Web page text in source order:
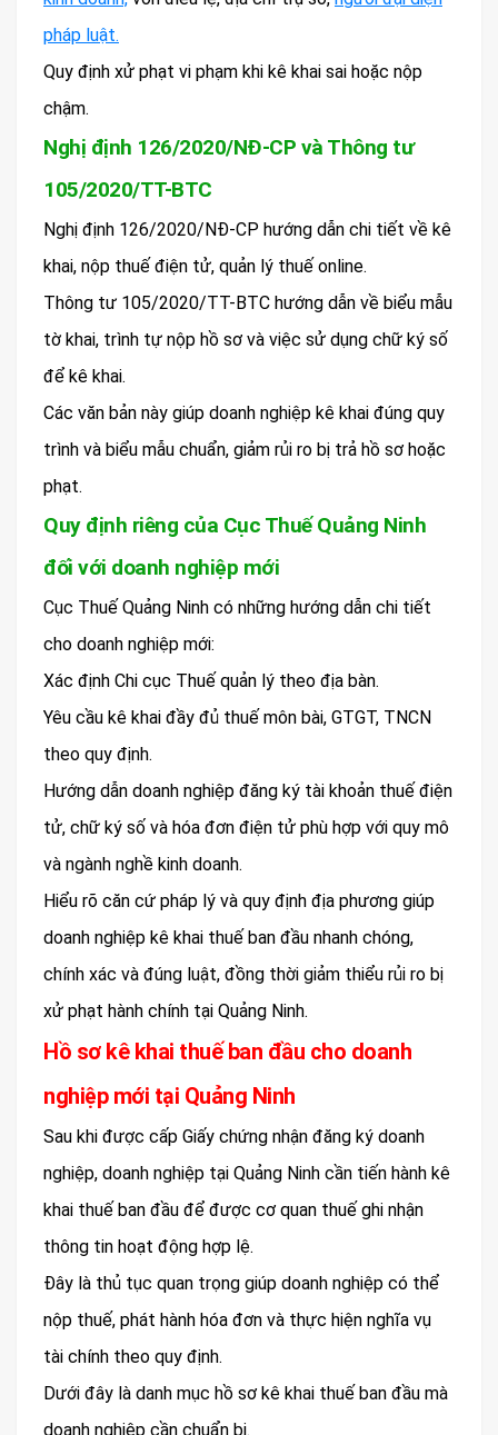
pháp luật.
Quy định xử phạt vi phạm khi kê khai sai hoặc nộp
chậm.
Nghị định 126/2020/NĐ-CP và Thông tư
105/2020/TT-BTC
Nghị định 126/2020/NĐ-CP hướng dẫn chi tiết về kê
khai, nộp thuế điện tử, quản lý thuế online.
Thông tư 105/2020/TT-BTC hướng dẫn về biểu mẫu
tờ khai, trình tự nộp hồ sơ và việc sử dụng chữ ký số
để kê khai.
Các văn bản này giúp doanh nghiệp kê khai đúng quy
trình và biểu mẫu chuẩn, giảm rủi ro bị trả hồ sơ hoặc
phạt.
Quy định riêng của Cục Thuế Quảng Ninh
đối với doanh nghiệp mới
Cục Thuế Quảng Ninh có những hướng dẫn chi tiết
cho doanh nghiệp mới:
Xác định Chi cục Thuế quản lý theo địa bàn.
Yêu cầu kê khai đầy đủ thuế môn bài, GTGT, TNCN
theo quy định.
Hướng dẫn doanh nghiệp đăng ký tài khoản thuế điện
tử, chữ ký số và hóa đơn điện tử phù hợp với quy mô
và ngành nghề kinh doanh.
Hiểu rõ căn cứ pháp lý và quy định địa phương giúp
doanh nghiệp kê khai thuế ban đầu nhanh chóng,
chính xác và đúng luật, đồng thời giảm thiểu rủi ro bị
xử phạt hành chính tại Quảng Ninh.
Hồ sơ kê khai thuế ban đầu cho doanh
nghiệp mới tại Quảng Ninh
Sau khi được cấp Giấy chứng nhận đăng ký doanh
nghiệp, doanh nghiệp tại Quảng Ninh cần tiến hành kê
khai thuế ban đầu để được cơ quan thuế ghi nhận
thông tin hoạt động hợp lệ.
Đây là thủ tục quan trọng giúp doanh nghiệp có thể
nộp thuế, phát hành hóa đơn và thực hiện nghĩa vụ
tài chính theo quy định.
Dưới đây là danh mục hồ sơ kê khai thuế ban đầu mà
doanh nghiệp cần chuẩn bị.